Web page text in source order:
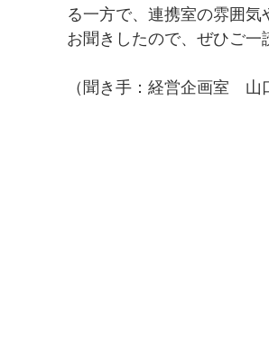
る一方で、連携室の雰囲
お聞きしたので、ぜひご一
（聞き手：経営企画室　山